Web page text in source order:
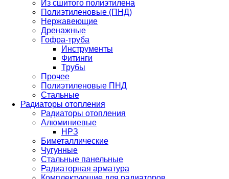
Из сшитого полиэтилена
Полиэтиленовые (ПНД)
Нержавеющие
Дренажные
Гофра-труба
Инструменты
Фитинги
Трубы
Прочее
Полиэтиленовые ПНД
Стальные
Радиаторы отопления
Радиаторы отопления
Алюминиевые
НРЗ
Биметаллические
Чугунные
Стальные панельные
Радиаторная арматура